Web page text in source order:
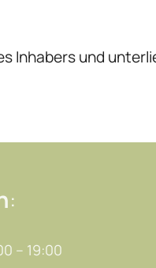
Inhabers und
:
– 19:00